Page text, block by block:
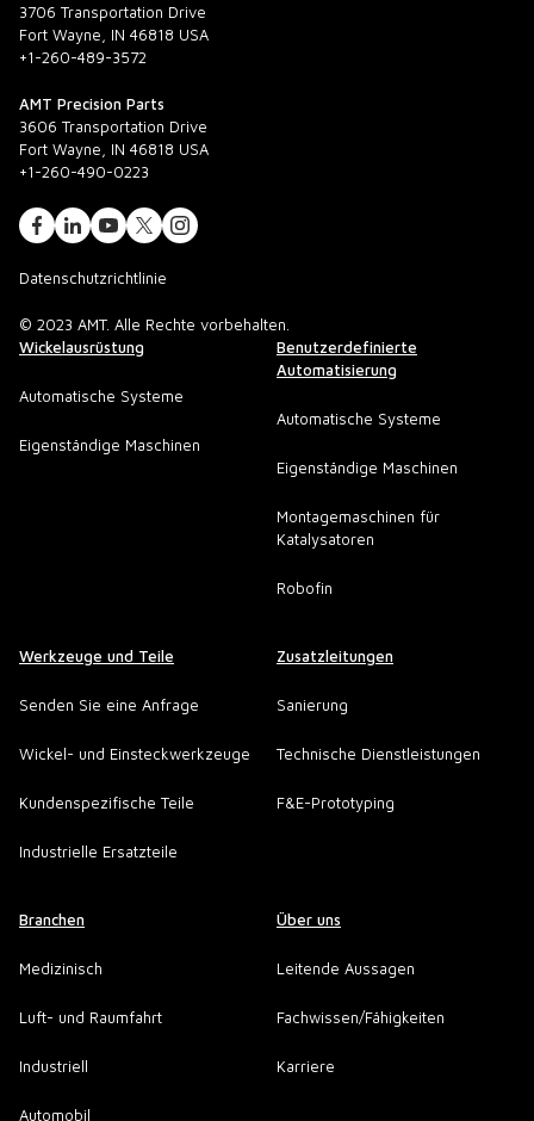
3706 Transportation Drive
Fort Wayne, IN 46818 USA
+1-260-489-3572
AMT Precision Parts
3606 Transportation Drive
Fort Wayne, IN 46818 USA
+1-260-490-0223
Datenschutzrichtlinie
© 2023 AMT. Alle Rechte vorbehalten.
Wickelausrüstung
Automatische Systeme
Eigenständige Maschinen
Benutzerdefinierte
Automatisierung
Automatische Systeme
Eigenständige Maschinen
Montagemaschinen für
Katalysatoren
Robofin
Werkzeuge und Teile
Senden Sie eine Anfrage
Wickel- und Einsteckwerkzeuge
Kundenspezifische Teile
Industrielle Ersatzteile
Zusatzleitungen
Sanierung
Technische Dienstleistungen
F&E-Prototyping
Branchen
Medizinisch
Luft- und Raumfahrt
Industriell
Automobil
Über uns
Leitende Aussagen
Fachwissen/Fähigkeiten
Karriere